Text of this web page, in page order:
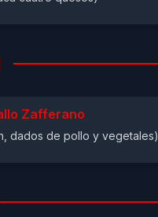
Zafferano
dados de pollo y vegetales)